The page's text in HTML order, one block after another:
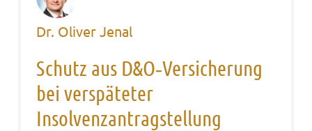
Dr. Oliver Jenal
Schutz aus D&O‑Versicherung
bei verspäteter
Insolvenzantragstellung